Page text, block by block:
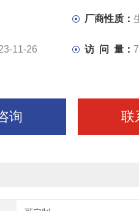
厂商性质：
11-26 访 问 量：
询 联